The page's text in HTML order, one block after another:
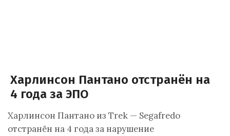
Харлинсон Пантано отстранён на
4 года за ЭПО
Харлинсон Пантано из Trek — Segafredo
отстранён на 4 года за нарушение